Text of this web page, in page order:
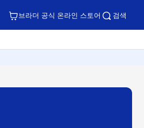
브라더 공식 온라인 스토어 검색